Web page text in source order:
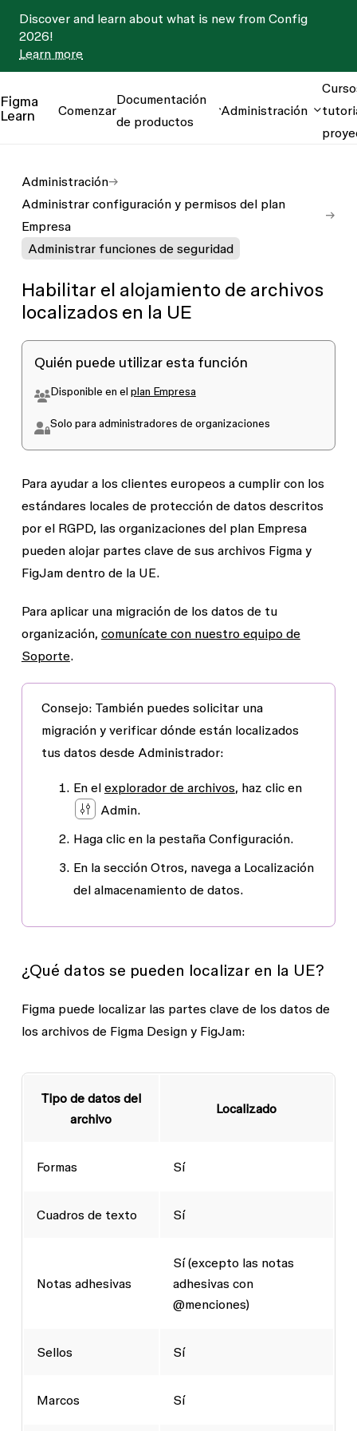
Discover and learn about what is new from Config
2026!
Learn more
Figma
Learn
Comenzar
Documentación
de productos
Administración
Administración
Administrar configuración y permisos del plan
Empresa
Administrar funciones de seguridad
Habilitar el alojamiento de archivos
localizados en la UE
Quién puede utilizar esta función
Disponible en el plan Empresa
Solo para administradores de organizaciones
Para ayudar a los clientes europeos a cumplir con los
estándares locales de protección de datos descritos
por el RGPD, las organizaciones del plan Empresa
pueden alojar partes clave de sus archivos Figma y
FigJam dentro de la UE.
Para aplicar una migración de los datos de tu
organización, comunícate con nuestro equipo de
Soporte.
Consejo: También puedes solicitar una
migración y verificar dónde están localizados
tus datos desde Administrador:
En el explorador de archivos, haz clic en
Admin.
Haga clic en la pestaña Configuración.
En la sección Otros, navega a Localización
del almacenamiento de datos.
¿Qué datos se pueden localizar en la UE?
Figma puede localizar las partes clave de los datos de
los archivos de Figma Design y FigJam:
Tipo de datos del
archivo
Localizado
Formas Sí
Cuadros de texto Sí
Notas adhesivas
Sí (excepto las notas
adhesivas con
@menciones)
Sellos Sí
Marcos Sí